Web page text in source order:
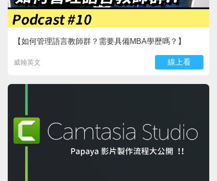
【如何管理語言教師群？需要具備MBA學歷嗎？】
威翰英文 線上看